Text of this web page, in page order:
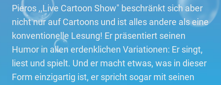
Pieros ,,Live Cartoon Show" beschränkt sich aber
nicht nur auf Cartoons und ist alles andere als eine
konventionelle Lesung! Er präsentiert seinen
Humor in allen erdenklichen Variationen: Er singt,
liest und spielt. Und er macht etwas, was in dieser
Form einzigartig ist, er spricht sogar mit seinen